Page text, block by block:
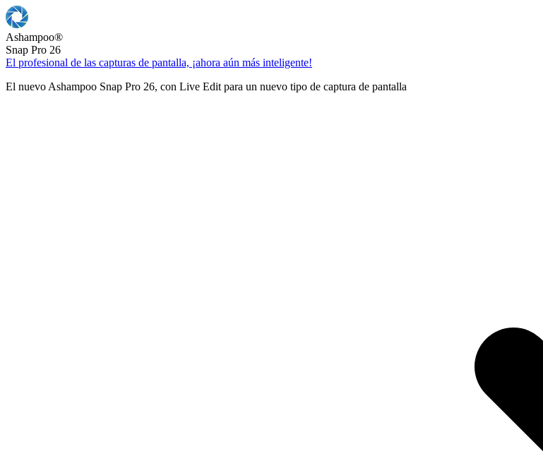
Ashampoo®
Snap Pro 26
El profesional de las capturas de pantalla, ¡ahora aún más inteligente!
El nuevo Ashampoo Snap Pro 26, con Live Edit para un nuevo tipo de captura de pantalla